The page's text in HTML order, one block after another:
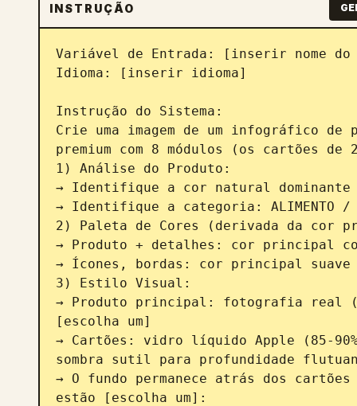
INSTRUÇÃO
Variável de Entrada: [inserir nome do
Idioma: [inserir idioma]
Instrução do Sistema:
Crie uma imagem de um infográfico
premium com 8 módulos (os cartões
1) Análise do Produto:
→ Identifique a cor natural
→ Identifique a categoria: ALIMENTO /
2) Paleta de Cores (derivada da cor
→ Produto + detalhes: cor principal
→ Ícones, bordas: cor principal suave
3) Estilo Visual:
→ Produto principal: fotografia real
[escolha um]
→ Cartões: vidro líquido Apple (85-
sombra sutil para profundidade
→ O fundo permanece atrás dos
estão [escolha um]: